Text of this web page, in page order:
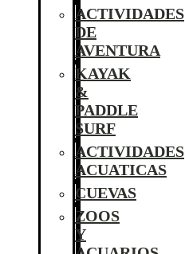
ACTIVIDADES
DE
AVENTURA
KAYAK
&
PADDLE
SURF
ACTIVIDADES
ACUATICAS
CUEVAS
ZOOS
Y